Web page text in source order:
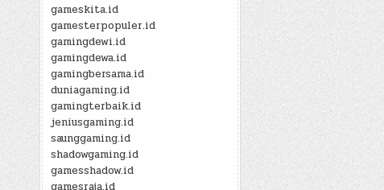
gameskita.id
gamesterpopuler.id
gamingdewi.id
gamingdewa.id
gamingbersama.id
duniagaming.id
gamingterbaik.id
jeniusgaming.id
saunggaming.id
shadowgaming.id
gamesshadow.id
gamesraja.id